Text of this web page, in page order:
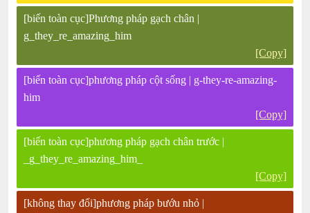
[biến toàn cục]Phương pháp gạch chân |
g_they_re_amazing_him
[Copy]
[biến toàn cục]phương pháp cột sống | g-they-re-amazing-
him
[Copy]
[biến toàn cục]phương pháp gạch chân trước |
_g_they_re_amazing_him_
[Copy]
[không thay đổi]phương pháp bướu nhỏ |